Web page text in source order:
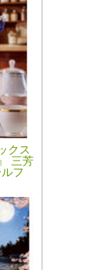
クス
三芳
フ